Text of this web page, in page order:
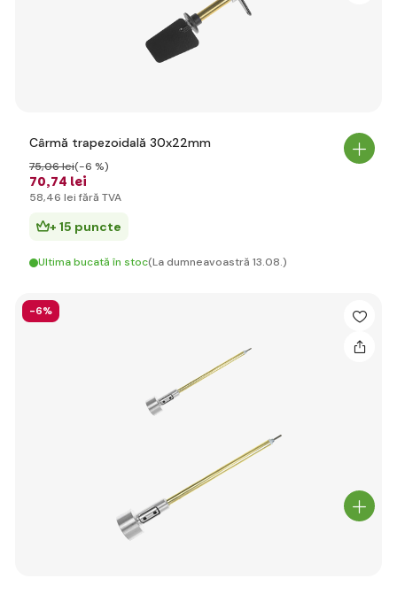
Cârmă trapezoidală 30x22mm
70,74 lei
75,06 lei(-6 %)
58,46 lei fără TVA
+ 15 puncte
Ultima bucată în stoc(La dumneavoastră 13.08.)
-6%